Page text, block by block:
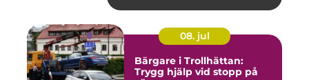
08. jul
Bärgare i Trollhättan:
Trygg hjälp vid stopp på